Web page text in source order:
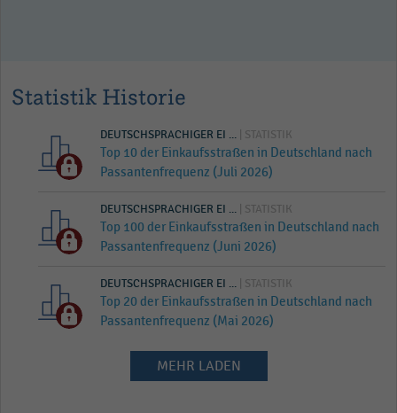
Statistik Historie
DEUTSCHSPRACHIGER EI ... | STATISTIK
Top 10 der Einkaufsstraßen in Deutschland nach
Passantenfrequenz (Juli 2026)
DEUTSCHSPRACHIGER EI ... | STATISTIK
Top 100 der Einkaufsstraßen in Deutschland nach
Passantenfrequenz (Juni 2026)
DEUTSCHSPRACHIGER EI ... | STATISTIK
Top 20 der Einkaufsstraßen in Deutschland nach
Passantenfrequenz (Mai 2026)
MEHR LADEN